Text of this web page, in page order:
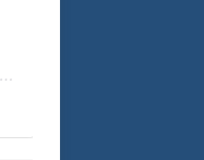
Uma publicação partilhada por Blog Adalberto Gomes Noticias (@blogadalbertogomesnoticiass)